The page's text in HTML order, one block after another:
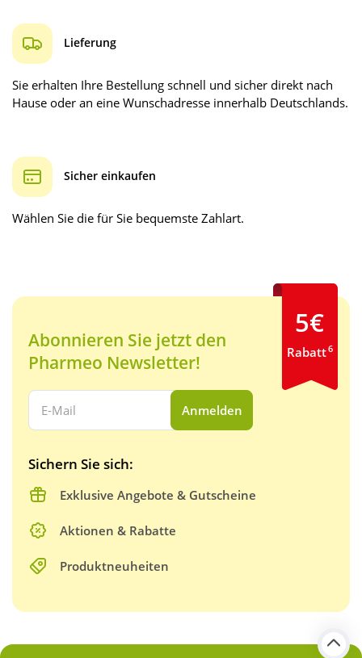
Lieferung
Sie erhalten Ihre Bestellung schnell und sicher direkt nach
Hause oder an eine Wunschadresse innerhalb Deutschlands.
Sicher einkaufen
Wählen Sie die für Sie bequemste Zahlart.
Abonnieren Sie jetzt den
Pharmeo Newsletter!
Ihre E-Mail Adresse:
Anmelden
Sichern Sie sich:
Exklusive Angebote & Gutscheine
Aktionen & Rabatte
Produktneuheiten
5€
Rabatt6